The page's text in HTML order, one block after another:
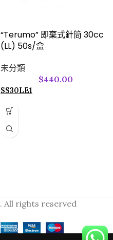
“Terumo” 即棄式針筒 30cc
(LL) 50s/盒
未分類
$440.00
SS30LE1
. All rights reserved